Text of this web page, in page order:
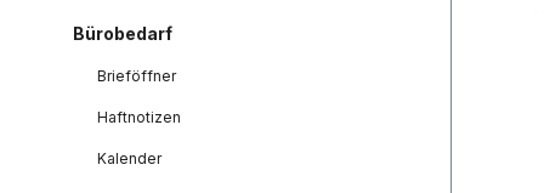
Bürobedarf
Brieföffner
Haftnotizen
Kalender